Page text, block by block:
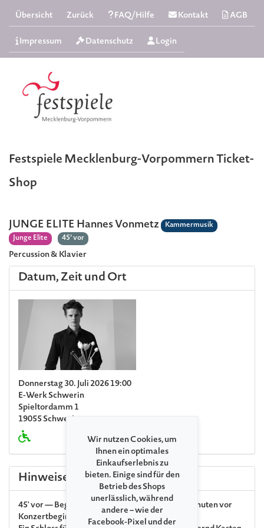
Übersicht Zurück FAQ/Hilfe Kontakt AGB
Impressum Datenschutz Login
Festspiele Mecklenburg-Vorpommern Ticket-
Shop
JUNGE ELITE Hannes Vonmetz
Kammermusik
Junge Elite
45’ vor
Percussion & Klavier
Datum, Zeit und Ort
Donnerstag 30. Juli 2026 19:00
E-Werk Schwerin
Spieltordamm 1
19055 Schwerin
Hinweise
45' vor — Begegnungen & Wissenswertes 45 Minuten vor
Konzertbeginn
Wir nutzen Cookies, um
Ihnen ein optimales
Einkaufserlebnis zu
bieten. Einige sind für den
Betrieb des Shops
unerlässlich, während
andere – wie der
Facebook-Pixel und der